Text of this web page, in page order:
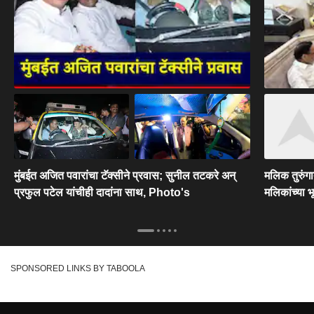
मुंबईत अजित पवारांचा टॅक्सीने प्रवास; सुनील तटकरे अन्
प्रफुल पटेल यांचीही दादांना साथ, Photo's
मलिक
मलिकांच्या
SPONSORED LINKS BY TABOOLA